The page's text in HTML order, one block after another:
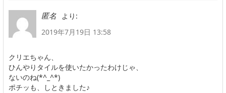
匿名
より:
2019年7月19日 13:58
クリエちゃん、
ひんやりタイルを使いたかったわけじゃ、
ないのね(*^_^*)
ポチッも、しときました♪